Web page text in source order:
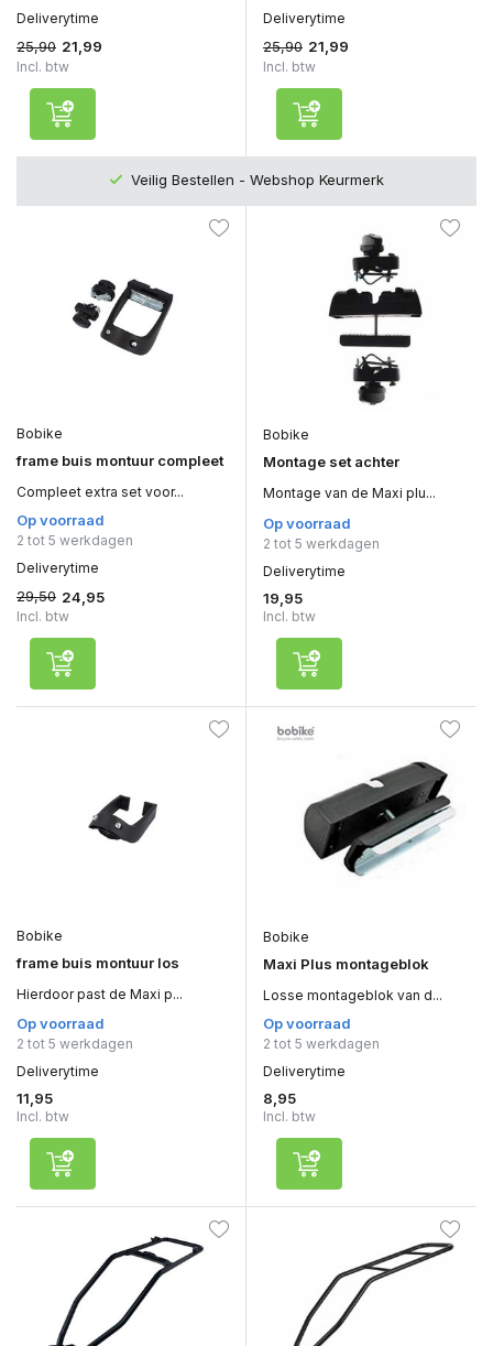
Deliverytime
25,90 21,99
Incl. btw
Deliverytime
25,90 21,99
Incl. btw
Veilig Bestellen - Webshop Keurmerk
Bobike
frame buis montuur compleet
Compleet extra set voor...
Op voorraad
2 tot 5 werkdagen
Deliverytime
29,50 24,95
Incl. btw
Bobike
Montage set achter
Montage van de Maxi plu...
Op voorraad
2 tot 5 werkdagen
Deliverytime
19,95
Incl. btw
Bobike
frame buis montuur los
Hierdoor past de Maxi p...
Op voorraad
2 tot 5 werkdagen
Deliverytime
11,95
Incl. btw
Bobike
Maxi Plus montageblok
Losse montageblok van d...
Op voorraad
2 tot 5 werkdagen
Deliverytime
8,95
Incl. btw